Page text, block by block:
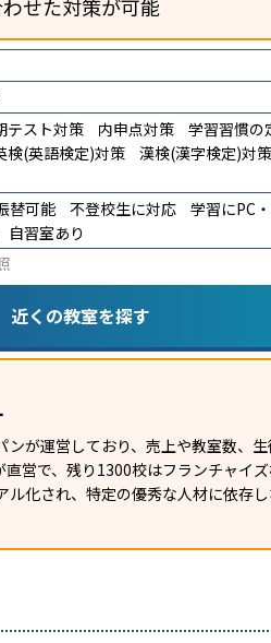
せた対策が可能
テスト対策 内申点対策 学習習慣の
検(英語検定)対策 漢検(漢字検定)対策
替可能 不登校生に対応 学習にPC
自習室あり
近くの教室を探す
が運営しており、売上や教室数、
営で、残り1300校はフランチャイ
化され、特定の優秀な人材に依存